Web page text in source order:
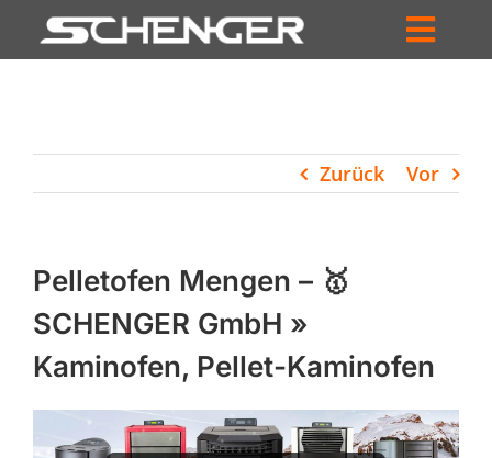
Inhalt
HÄNDLERSUCHE
UNTERNEHMEN
PROFIL
WARENKORB
Zurück Vor
Pelletofen Mengen – 🥇
SCHENGER GmbH »
Kaminofen, Pellet-Kaminofen